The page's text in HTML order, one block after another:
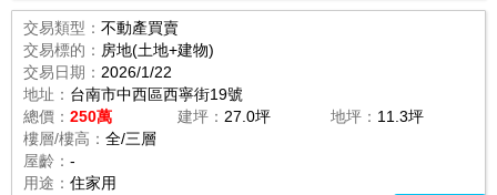
交易類型： 不動產買賣
交易標的： 房地(土地+建物)
交易日期： 2026/1/22
地址： 台南市中西區西寧街19號
總價： 250萬 建坪： 27.0坪 地坪： 11.3坪
樓層/樓高： 全/三層
屋齡： -
用途： 住家用